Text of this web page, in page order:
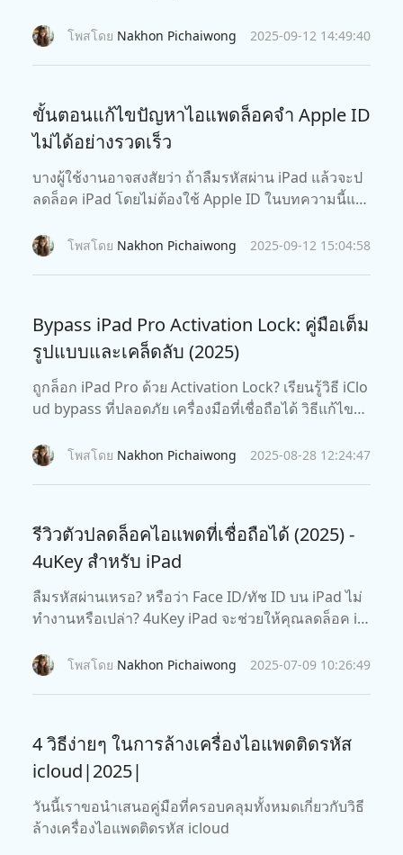
ปลดล็อคการปิดใช้งาน iPad ใน 4 วิธี
โพสโดย Nakhon Pichaiwong 2025-09-12 14:49:40
ขั้นตอนแก้ไขปัญหาไอแพดล็อคจํา Apple ID
ไม่ได้อย่างรวดเร็ว
บางผู้ใช้งานอาจสงสัยว่า ถ้าลืมรหัสผ่าน iPad แล้วจะป
ลดล็อค iPad โดยไม่ต้องใช้ Apple ID ในบทความนี้แน
Apple ID อย่างง่ายดาย
โพสโดย Nakhon Pichaiwong 2025-09-12 15:04:58
Bypass iPad Pro Activation Lock: คู่มือเต็ม
รูปแบบและเคล็ดลับ (2025)
ถูกล็อก iPad Pro ด้วย Activation Lock? เรียนรู้วิธี iClo
ud bypass ที่ปลอดภัย เครื่องมือที่เชื่อถือได้ วิธีแก้ไขที่ไ
ก iPad ของคุณอย่างราบรื่น
โพสโดย Nakhon Pichaiwong 2025-08-28 12:24:47
รีวิวตัวปลดล็อคไอแพดที่เชื่อถือได้ (2025) -
4uKey สำหรับ iPad
ลืมรหัสผ่านเหรอ? หรือว่า Face ID/ทัช ID บน iPad ไม่
ทำงานหรือเปล่า? 4uKey iPad จะช่วยให้คุณลดล็อค iP
แล้ว
โพสโดย Nakhon Pichaiwong 2025-07-09 10:26:49
4 วิธีง่ายๆ ในการล้างเครื่องไอแพดติดรหัส
icloud|2025|
วันนี้เราขอนำเสนอคู่มือที่ครอบคลุมทั้งหมดเกี่ยวกับวิธี
ล้างเครื่องไอแพดติดรหัส icloud